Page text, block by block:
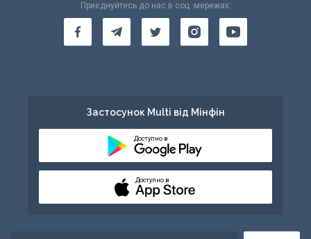
Приєднуйтесь до нас в соц. мережах:
Застосунок Multi від Мінфін
Доступно в
Доступно в